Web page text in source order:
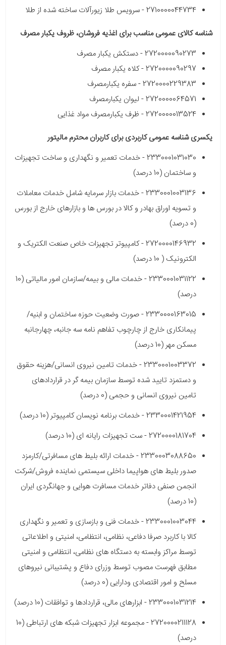
2710000044734 - سرویس طلا زیورآلات ساخته شده از طلا
شناسه کالای عمومی مناسب برای اغذیه فروشان، ظروف یکبار مصرف
2720000090273 - دستکش یکبار مصرف
2720000090297 - کلاه یکبار مصرف
2720000229383 - سفره یکبارمصرف
2720000064571 - لیوان یکبارمصرف
2720000013524 - ظرف یکبارمصرف مواد غذایی
یکسری شناسه عمومی کاربردی برای کاربران محترم مالیتور
2330001031030 - خدمات تعمیر و نگهداری و ساخت تجهیزات
و ساختمان (10 درصد)
2330001003136 - خدمات بازار سرمایه شامل خدمات معاملات
و تسویه اوراق بهادر و کالا در بورس ها و بازارهای خارج از بورس
(0 درصد)
2720000146932 - کامپیوتر تجهیزات خاص صنعت الکتریک و
الکترونیک ( 10 درصد)
2330001031122 - خدمات مالی و بیمه/سازمان امور مالیاتی (10
درصد)
2330000163015 - صورت وضعیت حوزه ساختمان و ابنیه/
پیمانکاری خارج از چارچوب تفاهم نامه سه جانبه، چهارجانبه
مسکن مهر (10 درصد)
2330001003372 - خدمات تامین نیروی انسانی/هزینه حقوق
و دستمزد تایید شده توسط سازمان بیمه گر در قراردادهای
تامین نیروی انسانی و حجمی (0 درصد)
2330001421954 - خدمات برنامه نویسان کامپیوتر (10 درصد)
2720000181704 - ست تجهیزات رایانه ای (10 درصد)
2330003088650 - خدمات ارائه بلیط های مسافرتی/کارمزد
صدور بلیط های هواپیما داخلی سیستمی نماینده فروش/شرکت
انجمن صنفی دفاتر خدمات مسافرت هوایی و جهانگردی ایران
(10 درصد)
2330001003044 - خدمات فنی و بازسازی و تعمیر و نگهداری
کالا با کاربرد صرفا دفاعی، نظامی، انتظامی، امنیتی و اطلاعاتی
توسط مراکز وابسته به دستگاه های نظامی، انتظامی و امنیتی
مطابق فهرست مصوب توسط وزرای دفاع و پشتیبانی نیروهای
مسلح و امور اقتصادی ودارایی (0 درصد)
2330001031214 - ابزارهای مالی، قراردادها و توافقات (10 درصد)
2720000211128 - مجموعه ابزار تجهیزات شبکه های ارتباطی (10
درصد)